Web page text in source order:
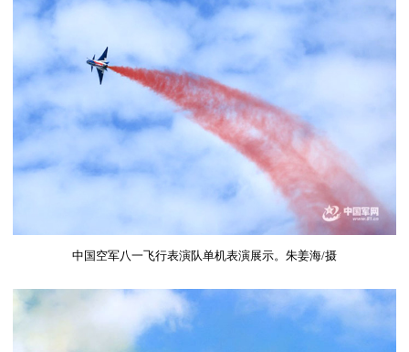
中国空军八一飞行表演队单机表演展示。朱姜海/摄